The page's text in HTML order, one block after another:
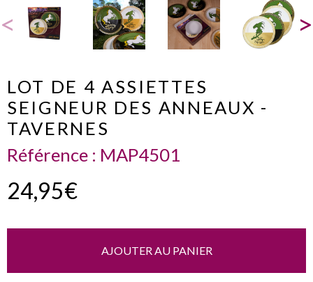
LOT DE 4 ASSIETTES
SEIGNEUR DES ANNEAUX -
TAVERNES
Référence : MAP4501
24,95€
AJOUTER AU PANIER